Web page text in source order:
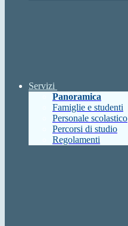
Servizi
Panoramica
Famiglie e studenti
Personale scolastico
Percorsi di studio
Regolamenti